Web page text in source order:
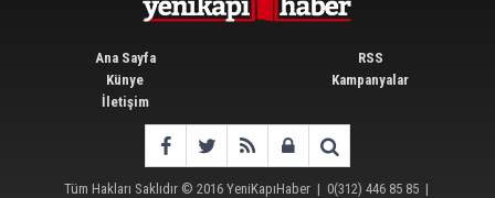
Ana Sayfa
Künye
İletişim
RSS
Kampanyalar
Tüm Hakları Saklıdır © 2016 YeniKapıHaber| 0(312) 446 85 85|